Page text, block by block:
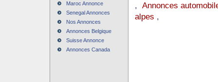
Maroc Annonce
Senegal Annonces
Nos Annonces
Annonces Belgique
Suisse Annonce
Annonces Canada
, Annonces
alpes ,